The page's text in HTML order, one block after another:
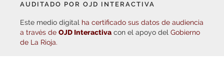
AUDITADO POR OJD INTERACTIVA
Este medio digital ha certificado sus datos de audiencia
a través de OJD Interactiva con el apoyo del Gobierno
de La Rioja.